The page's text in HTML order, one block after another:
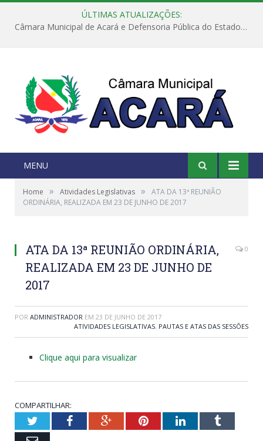
ÚLTIMAS ATUALIZAÇÕES:
Câmara Municipal de Acará e Defensoria Pública do Estado, promovem Ação Balcão de Direitos
MENU
Home » Atividades Legislativas »
ATA DA 13ª REUNIÃO
ORDINÁRIA, REALIZADA EM 23 DE JUNHO DE 2017
ATA DA 13ª REUNIÃO ORDINÁRIA,
REALIZADA EM 23 DE JUNHO DE
2017
0
POR ADMINISTRADOR EM 23 DE JUNHO DE 2017
ATIVIDADES LEGISLATIVAS, PAUTAS E ATAS DAS SESSÕES
Clique aqui para visualizar
COMPARTILHAR:
TwitterFacebookGoogle+PinterestLinkedInTumblr